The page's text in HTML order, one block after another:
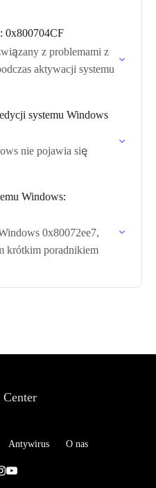
0x800704CF
z problemami z
aktywacji systemu
systemu Windows
nie pojawia się
Windows:
0x80072ee7,
krótkim poradnikiem
Antywirus O nas